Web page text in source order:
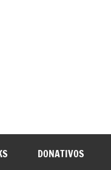
DONATIVOS